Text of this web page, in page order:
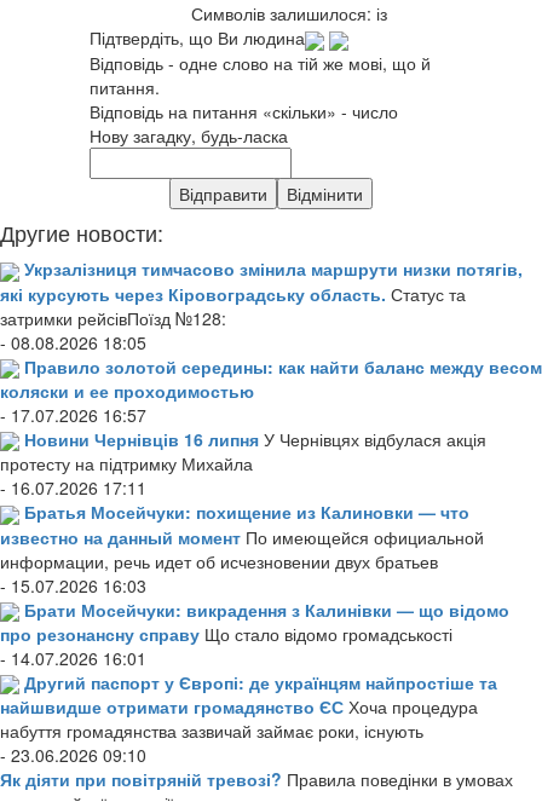
Символів залишилося: із
Підтвердіть, що Ви людина
Відповідь - одне слово на тій же мові, що й
питання.
Відповідь на питання «скільки» - число
Нову загадку, будь-ласка
Другие новости:
Укрзалізниця тимчасово змінила маршрути низки потягів,
які курсують через Кіровоградську область. Статус та
затримки рейсівПоїзд №128:
- 08.08.2026 18:05
Правило золотой середины: как найти баланс между весом
коляски и ее проходимостью
- 17.07.2026 16:57
Новини Чернівців 16 липня У Чернівцях відбулася акція
протесту на підтримку Михайла
- 16.07.2026 17:11
Братья Мосейчуки: похищение из Калиновки — что
известно на данный момент По имеющейся официальной
информации, речь идет об исчезновении двух братьев
- 15.07.2026 16:03
Брати Мосейчуки: викрадення з Калинівки — що відомо
про резонансну справу Що стало відомо громадськості
- 14.07.2026 16:01
Другий паспорт у Європі: де українцям найпростіше та
найшвидше отримати громадянство ЄС Хоча процедура
набуття громадянства зазвичай займає роки, існують
- 23.06.2026 09:10
Як діяти при повітряній тревозі? Правила поведінки в умовах